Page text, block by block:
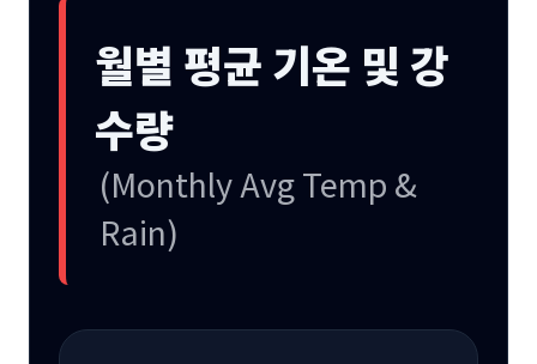
월별 평균 기온 및 강
수량
(Monthly Avg Temp &
Rain)